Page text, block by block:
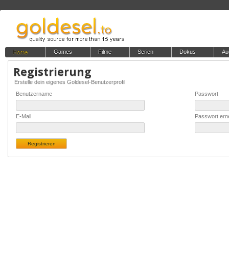
Home Games Filme Serien Dokus
Registrierung
Erstelle dein eigenes Goldesel-Benutzerprofil
Benutzername
E-Mail
Passwort
Passwort
Registrieren